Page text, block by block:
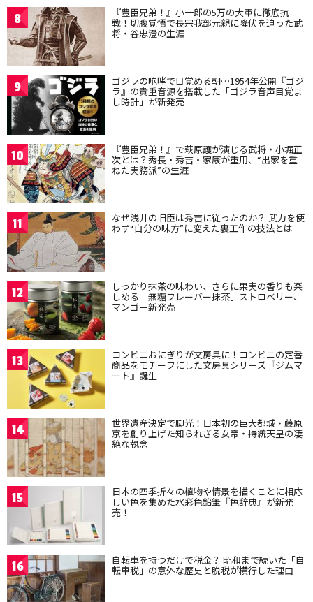
8 『豊臣兄弟！』小一郎の5万の大軍に徹底抗
戦！切腹覚悟で長宗我部元親に降伏を迫った武
将・谷忠澄の生涯
9 ゴジラの咆哮で目覚める朝…1954年公開『ゴジ
ラ』の貴重音源を搭載した「ゴジラ音声目覚ま
し時計」が新発売
10 『豊臣兄弟！』で萩原護が演じる武将・小堀正
次とは？秀長・秀吉・家康が重用、“出家を重
ねた実務派”の生涯
11 なぜ浅井の旧臣は秀吉に従ったのか？ 武力を使
わず“自分の味方”に変えた裏工作の技法とは
12 しっかり抹茶の味わい、さらに果実の香りも楽
しめる「無糖フレーバー抹茶」ストロベリー、
マンゴー新発売
13 コンビニおにぎりが文房具に！コンビニの定番
商品をモチーフにした文房具シリーズ『ジムマ
ート』誕生
14 世界遺産決定で脚光！日本初の巨大都城・藤原
京を創り上げた知られざる女帝・持統天皇の凄
絶な執念
15 日本の四季折々の植物や情景を描くことに相応
しい色を集めた水彩色鉛筆『色辞典』が新発
売！
16 自転車を持つだけで税金？ 昭和まで続いた「自
転車税」の意外な歴史と脱税が横行した理由